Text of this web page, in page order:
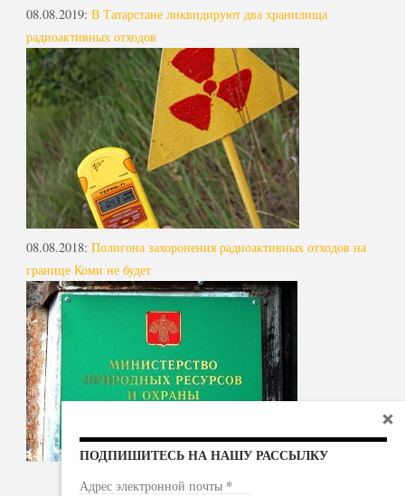
08.08.2019: В Татарстане ликвидируют два хранилища
радиоактивных отходов
08.08.2018: Полигона захоронения радиоактивных отходов на
границе Коми не будет
ПОДПИШИТЕСЬ НА НАШУ РАССЫЛКУ
Адрес электронной почты *